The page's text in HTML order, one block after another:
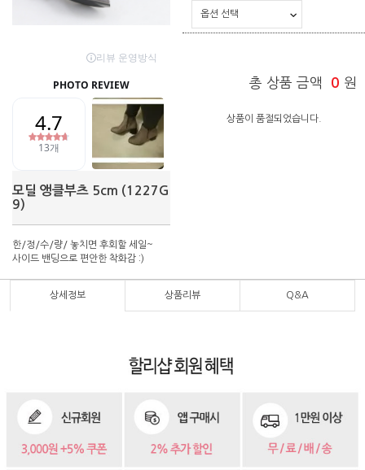
모딜 앵클부츠 5cm (1227G
9)
한/정/수/량/ 놓치면 후회할 세일~
사이드 밴딩으로 편안한 착화감 :)
총 상품 금액 0 원
상품이 품절되었습니다.
상세정보 상품리뷰 Q&A